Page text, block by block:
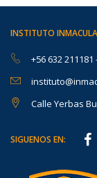
INSTITUTO
+56 632 211181
Calle Yerbas
SIGUENOS EN: